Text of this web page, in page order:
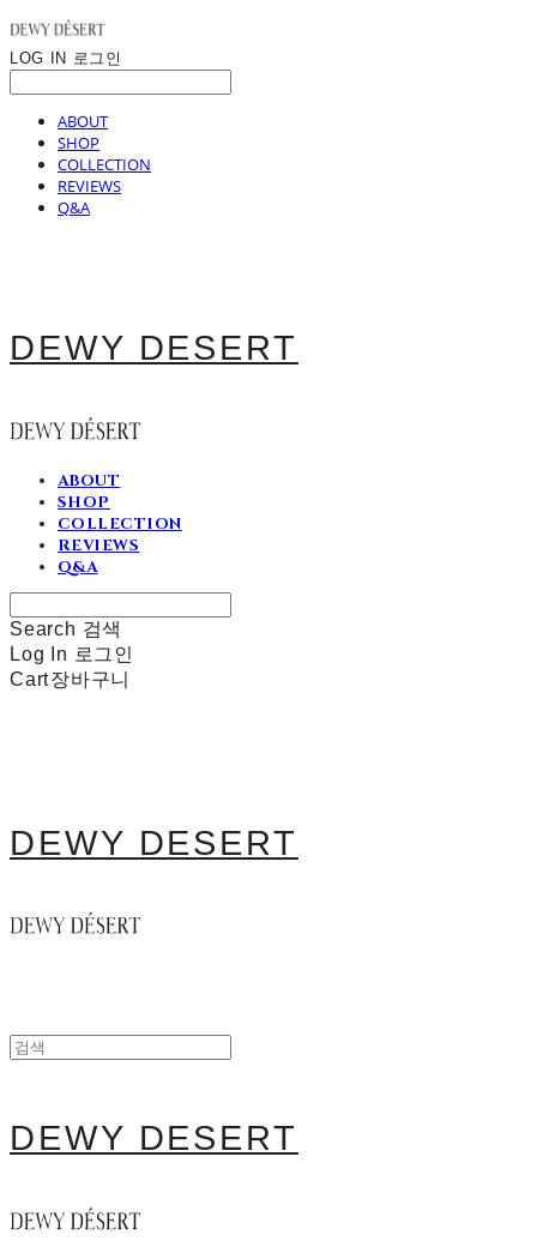
LOG IN 로그인
ABOUT
SHOP
COLLECTION
REVIEWS
Q&A
DEWY DESERT
ABOUT
SHOP
COLLECTION
REVIEWS
Q&A
Search 검색
Log In 로그인
Cart장바구니
DEWY DESERT
DEWY DESERT